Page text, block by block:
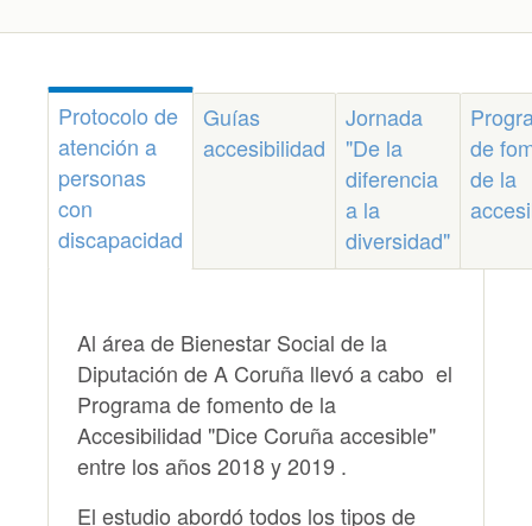
Protocolo de
atención a
personas
con
discapacidad
Guías
accesibilidad
Jornada
"De la
diferencia
a la
diversidad"
de
de la
Al área de Bienestar Social de la
Diputación de A Coruña llevó a cabo el
Programa de fomento de la
Accesibilidad "Dice Coruña accesible"
entre los años 2018 y 2019 .
El estudio abordó todos los tipos de